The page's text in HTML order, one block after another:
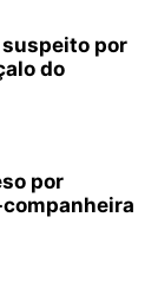
por
do
por